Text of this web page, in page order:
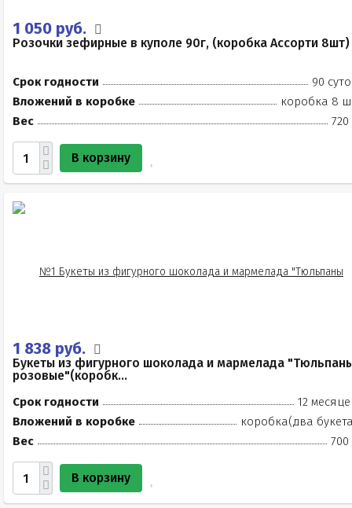
1 050 руб.
Розочки зефирные в куполе 90г, (коробка Ассорти 8шт)
Срок годности
90
Вложений в коробке
коробка 8
Вес
720
В корзину
1 838 руб.
Букеты из фигурного шоколада и мармелада
розовые"(коробк...
Срок годности
12
Вложений в коробке
коробка(два
Вес
700
В корзину